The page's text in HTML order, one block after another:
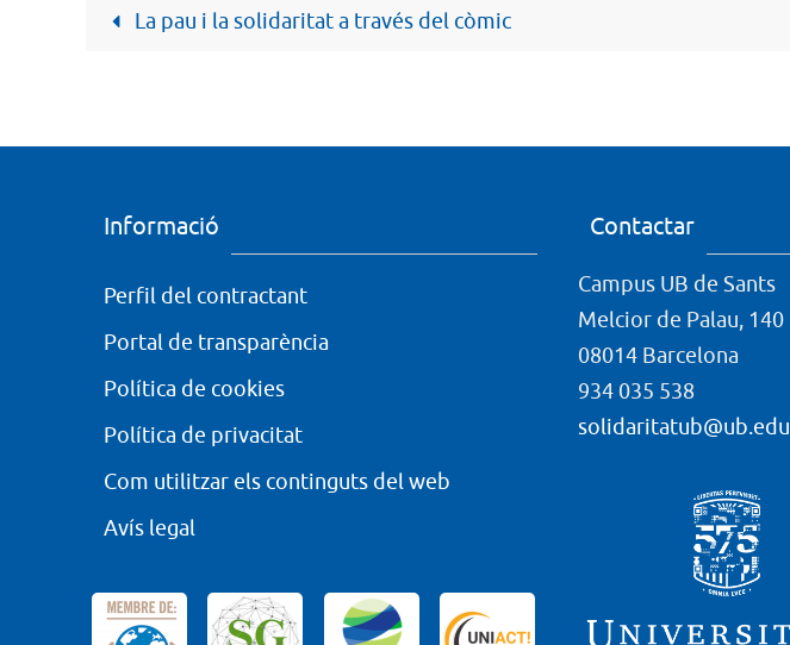
La pau i la solidaritat a través del còmic
Informació
Perfil del contractant
Portal de transparència
Política de cookies
Política de privacitat
Com utilitzar els continguts del web
Avís legal
Contactar
Campus UB de Sants
Melcior de Palau, 140
08014 Barcelona
934 035 538
solidaritatub@ub.edu